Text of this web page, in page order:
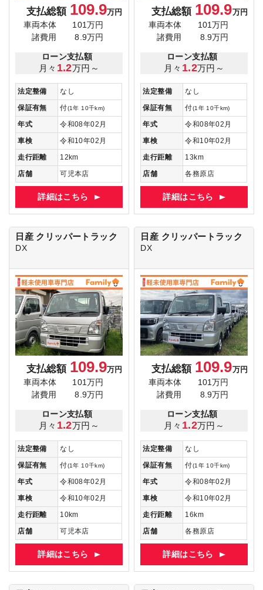
支払総額 109.9万円
車両本体
101万円
諸費用
8.9万円
ローン支払額
月々 1.2万円～
法定整備
なし
保証有無
付(1年 10千km)
年式
令和08年02月
車検
令和10年02月
走行距離
12km
店舗
可児本店
詳細はこちら
支払総額 109.9万円
車両本体
101万円
諸費用
8.9万円
ローン支払額
月々 1.2万円～
法定整備
なし
保証有無
付(1年 10千km)
年式
令和08年02月
車検
令和10年02月
走行距離
13km
店舗
各務原店
詳細はこちら
日産 クリッパートラック
DX
支払総額 109.9万円
車両本体
101万円
諸費用
8.9万円
ローン支払額
月々 1.2万円～
法定整備
なし
保証有無
付(1年 10千km)
年式
令和08年02月
車検
令和10年02月
走行距離
10km
店舗
可児本店
詳細はこちら
日産 クリッパートラック
DX
支払総額 109.9万円
車両本体
101万円
諸費用
8.9万円
ローン支払額
月々 1.2万円～
法定整備
なし
保証有無
付(1年 10千km)
年式
令和08年02月
車検
令和10年02月
走行距離
16km
店舗
各務原店
詳細はこちら